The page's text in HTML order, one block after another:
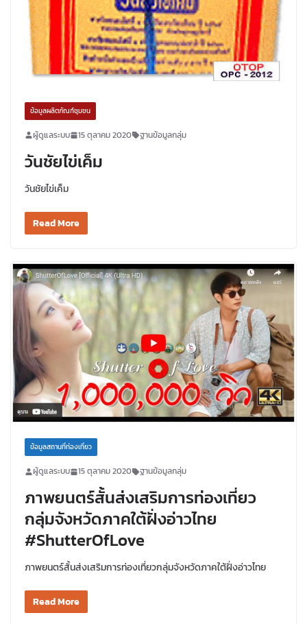
ข้อมูลผลิตภัณฑ์ชุมชน
ผู้ดูแลระบบ 15 ตุลาคม 2020 ฐานข้อมูลกลุ่ม
วันชัยไข่เค็ม
วันชัยไข่เค็ม
Read More
ข้อมูลสถานที่ท่องเที่ยว
ผู้ดูแลระบบ 15 ตุลาคม 2020 ฐานข้อมูลกลุ่ม
ภาพยนตร์สั้นส่งเสริมการท่องเที่ยว
กลุ่มจังหวัดภาคใต้ฝั่งอ่าวไทย
#ShutterOfLove
ภาพยนตร์สั้นส่งเสริมการท่องเที่ยวกลุ่มจังหวัดภาคใต้ฝั่งอ่าวไทย
Read More